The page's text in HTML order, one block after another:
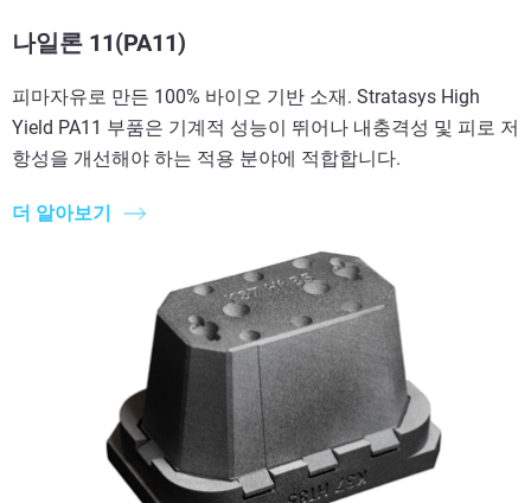
나일론 11(PA11)
피마자유로 만든 100% 바이오 기반 소재. Stratasys High
Yield PA11 부품은 기계적 성능이 뛰어나 내충격성 및 피로 저
항성을 개선해야 하는 적용 분야에 적합합니다.
더 알아보기